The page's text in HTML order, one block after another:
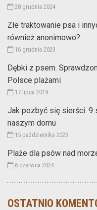
28 grudnia 2024
Złe traktowanie psa i
również anonimowo?
16 grudnia 2023
Dębki z psem.
Polsce plażami
17 lipca 2019
Jak pozbyć się sierści: 9
naszym domu
15 października 2023
Plaże dla psów nad
6 czerwca 2024
OSTATNIO